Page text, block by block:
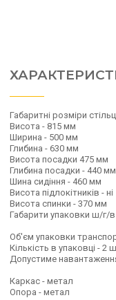
Габаритні розміри
Висота - 815 мм
Ширина - 500 мм
Глибина - 630 мм
Висота посадки 475 мм
Глибина посадки - 440 мм
Шина сидіння - 460 мм
Висота підлокітників - ні
Висота спинки - 370 мм
Габарити упаковки ш/г/
Об'єм упаковки
Кількість в упаковці - 2
Допустиме
Каркас - метал
Опора - метал